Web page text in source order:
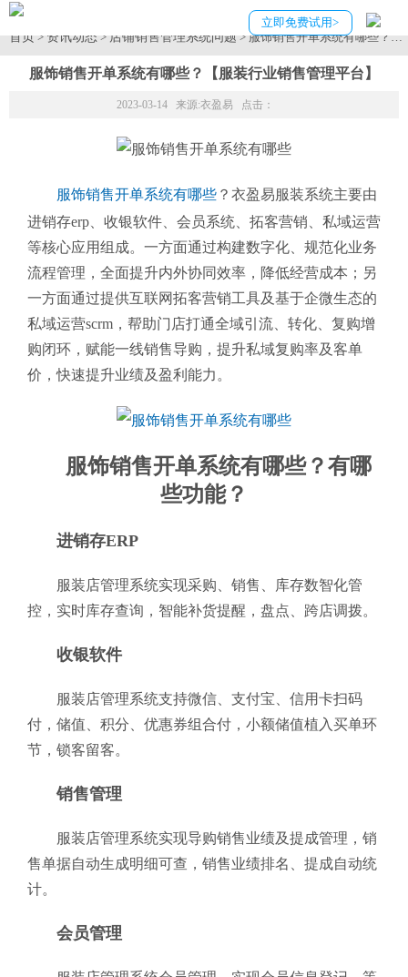
立即免费试用>
首页>资讯动态>店铺销售管理系统问题> 服饰销售开单系统有哪些？【
服饰销售开单系统有哪些？【服装行业销售管理平台】
2023-03-14 来源:衣盈易 点击：
服饰销售开单系统有哪些 ？衣盈易服装系统主要由
进销存erp、收银软件、会员系统、拓客营销、私域运营
等核心应用组成。一方面通过构建数字化、规范化业务
流程管理，全面提升内外协同效率，降低经营成本；另
一方面通过提供互联网拓客营销工具及基于企微生态的
私域运营scrm，帮助门店打通全域引流、转化、复购增
购闭环，赋能一线销售导购，提升私域复购率及客单
价，快速提升业绩及盈利能力。
服饰销售开单系统有哪些？有哪
些功能？
进销存ERP
服装店管理系统实现采购、销售、库存数智化管
控，实时库存查询，智能补货提醒，盘点、跨店调拨。
收银软件
服装店管理系统支持微信、支付宝、信用卡扫码
付，储值、积分、优惠券组合付，小额储值植入买单环
节，锁客留客。
销售管理
服装店管理系统实现导购销售业绩及提成管理，销
售单据自动生成明细可查，销售业绩排名、提成自动统
计。
会员管理